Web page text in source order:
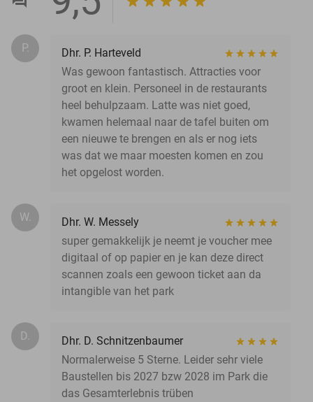
P.
Dhr. P. Harteveld
Was gewoon fantastisch. Attracties voor
groot en klein. Personeel in de restaurants
heel behulpzaam. Latte was niet goed,
kwamen helemaal naar de tafel buiten om
een nieuwe te brengen en als er nog iets
was dat we maar moesten komen en zou
het opgelost worden.
W.
Dhr. W. Messely
super gemakkelijk je neemt je voucher mee
digitaal of op papier en je kan deze direct
scannen zoals een gewoon ticket aan da
intangible van het park
D.
Dhr. D. Schnitzenbaumer
Normalerweise 5 Sterne. Leider sehr viele
Baustellen bis 2027 bzw 2028 im Park die
das Gesamterlebnis trüben